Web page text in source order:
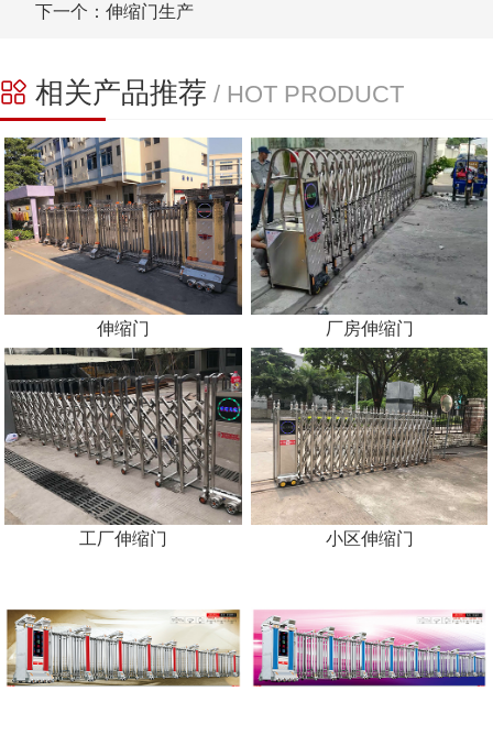
下一个：伸缩门生产
相关产品推荐 / HOT PRODUCT
伸缩门 厂房伸缩门
工厂伸缩门 小区伸缩门